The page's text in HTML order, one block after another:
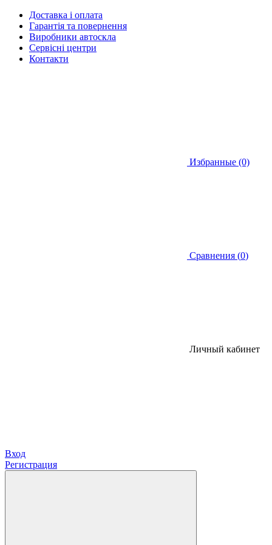
Доставка і оплата
Гарантія та повернення
Виробники автоскла
Сервісні центри
Контакти
Избранные (0)
Сравнения (0)
Личный кабинет
Вход
Регистрация